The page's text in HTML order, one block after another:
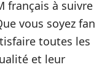
français à suivre
vous soyez fan
toutes les
et leur